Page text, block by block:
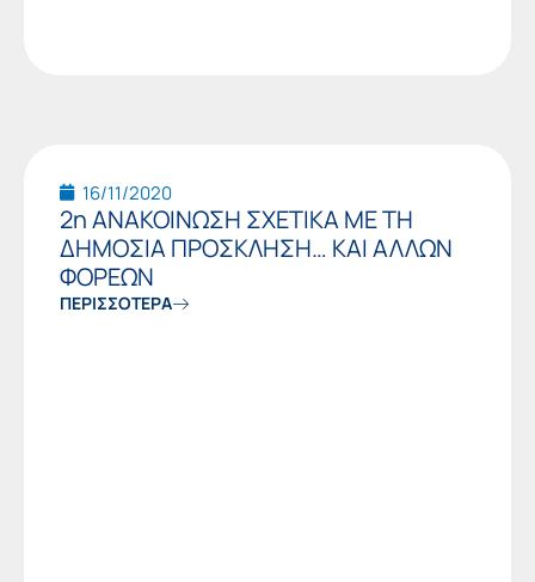
16/11/2020
2η ΑΝΑΚΟΙΝΩΣΗ ΣΧΕΤΙΚΑ ΜΕ ΤΗ
ΔΗΜΟΣΙΑ ΠΡΟΣΚΛΗΣΗ… ΚΑΙ ΑΛΛΩΝ
ΦΟΡΕΩΝ
ΠΕΡΙΣΣΟΤΕΡΑ